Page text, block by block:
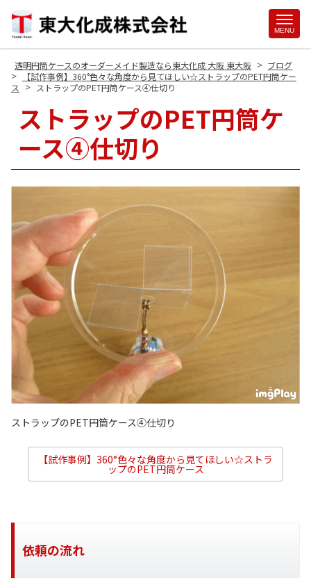
MENU
透明円筒ケースのオーダーメイド製造なら東大化成 大阪 東大阪 > ブログ
>
【試作事例】360°色々な角度から見てほしい☆ストラップのPET円筒ケー
ス > ストラップのPET円筒ケース④仕切り
ストラップのPET円筒ケ
ース④仕切り
ストラップのPET円筒ケース④仕切り
【試作事例】360°色々な角度から見てほしい☆ストラ
ップのPET円筒ケース
依頼の流れ
Site
Footer